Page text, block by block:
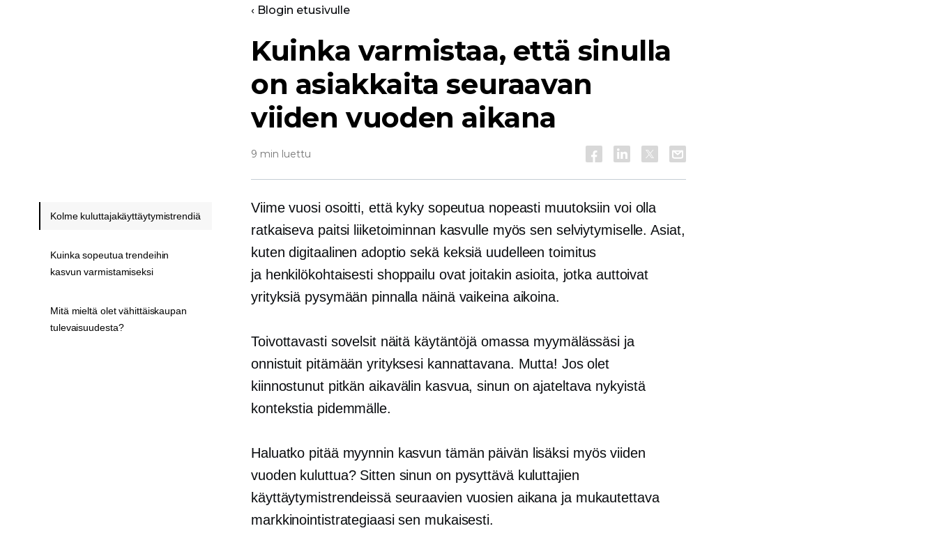
‹ Blogin etusivulle
Kuinka varmistaa, että sinulla
on asiakkaita seuraavan
viiden vuoden aikana
9 min luettu
Viime vuosi osoitti, että kyky sopeutua nopeasti muutoksiin voi olla
ratkaiseva paitsi liiketoiminnan kasvulle myös sen selviytymiselle. Asiat,
kuten digitaalinen adoptio sekä keksiä uudelleen toimitus
ja henkilökohtaisestishoppailu ovat joitakin asioita, jotka auttoivat
yrityksiä pysymään pinnalla näinä vaikeina aikoina.
Toivottavasti sovelsit näitä käytäntöjä omassa myymälässäsi ja
onnistuit pitämään yrityksesi kannattavana. Mutta! Jos olet
kiinnostunut pitkän aikavälin kasvua, sinun on ajateltava nykyistä
kontekstia pidemmälle.
Haluatko pitää myynnin kasvun tämän päivän lisäksi myös viiden
vuoden kuluttua? Sitten sinun on pysyttävä kuluttajien
käyttäytymistrendeissä seuraavien vuosien aikana ja mukautettava
markkinointistrategiaasi sen mukaisesti.
Kolme kuluttajakäyttäytymistrendiä
Kuinka sopeutua trendeihin
kasvun varmistamiseksi
Mitä mieltä olet vähittäiskaupan
tulevaisuudesta?